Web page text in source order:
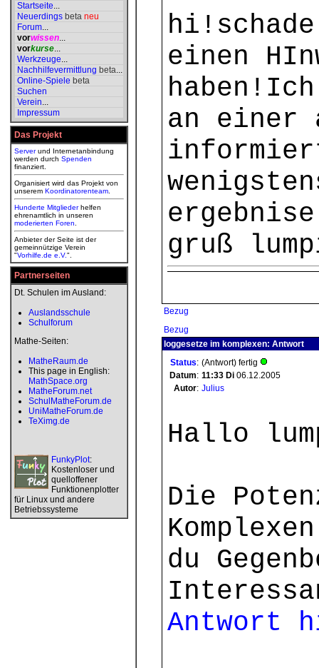
Startseite...
Neuerdings beta neu
Forum...
vorwissen...
vorkurse...
Werkzeuge...
Nachhilfevermittlung beta...
Online-Spiele beta
Suchen
Verein...
Impressum
Das Projekt
Serverund Internetanbindung
werden durch Spenden
finanziert.
Organisiert wird das Projekt von
unserem Koordinatorenteam
Hunderte Mitgliederhelfen
ehrenamtlich in unseren
moderierten Foren
Anbieter der Seite ist der
gemeinnützige Verein
"Vorhilfe.de e.V.".
Partnerseiten
Dt. Schulen im Ausland:
Auslandsschule
Schulforum
Mathe-Seiten:
MatheRaum.de
This page in English:
MathSpace.org
MatheForum.net
SchulMatheForum.de
UniMatheForum.de
TeXimg.de
FunkyPlot:
Kostenloser und
quelloffener
Funktionenplotter
für Linux und andere
Betriebssysteme
einen
an einer
gruß
Bezug
Bezug
loggesetze im komplexen: Antwort
Status: (Antwort) fertig
Datum: 11:33 Di 06.12.2005
Autor: Julius
Hallo
Die
du
Antwort